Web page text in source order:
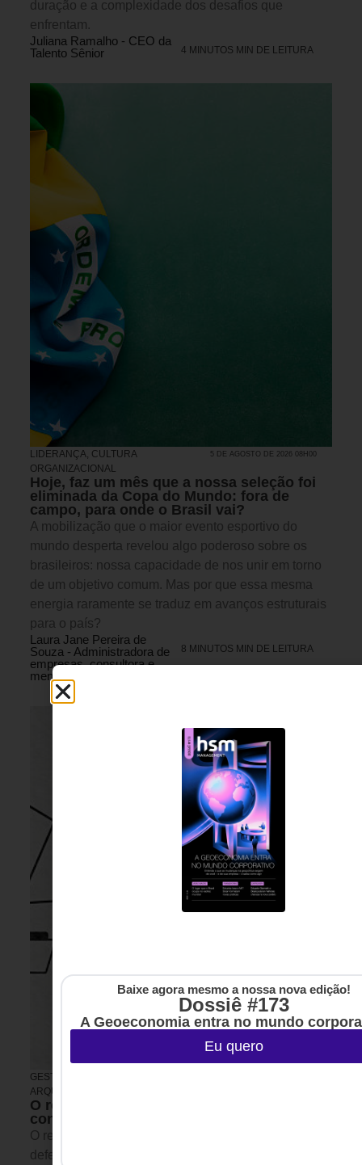
duração e a complexidade dos desafios que
enfrentam.
Juliana Ramalho - CEO da
Talento Sênior
4 MINUTOS MIN DE LEITURA
LIDERANÇA, CULTURA
ORGANIZACIONAL
5 DE AGOSTO DE 2026 08H00
Hoje, faz um mês que a nossa seleção foi
eliminada da Copa do Mundo: fora de
campo, para onde o Brasil vai?
A mobilização que o maior evento esportivo do
mundo desperta revelou algo poderoso sobre os
brasileiros: nossa capacidade de nos unir em torno
de um objetivo comum. Mas por que essa mesma
energia raramente se traduz em avanços estruturais
para o país?
Laura Jane Pereira de
Souza - Administradora de
empresas, consultora e
mentora
8 MINUTOS MIN DE LEITURA
GESTÃO DE PESSOAS &
ARQUITETURA DE TRABALHO
O retorno ao escritório e a ilusão do
controle
O retorno obrigatório ao trabalho presencial tem sido
defendido como uma solução para desafios de
Baixe agora mesmo a nossa nova edição!
Dossiê #173
A Geoeconomia entra no mundo
Eu quero